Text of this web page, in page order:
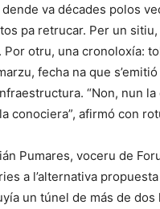
va décades polos
pa retrucar. Per un
Por otru, una cronoloxía:
fecha na que
“Non, nun
conociera”, afirmó con
Pumares, voceru de
a l’alternativa
un túnel de más de